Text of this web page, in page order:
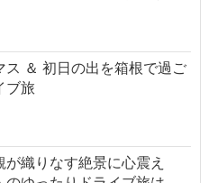
ス ＆ 初日の出を箱根で過ご
ブ旅
が織りなす絶景に心震え